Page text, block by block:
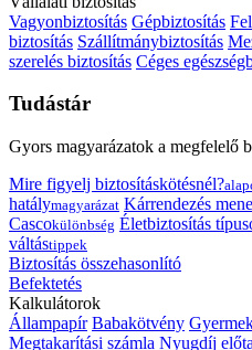
Vagyonbiztosítás Gépbiztosítás
biztosítás Szállítmánybiztosítás
szerelés biztosítás Céges
Tudástár
Gyors magyarázatok a megfelelő
Mire figyelj biztosításkötésnél?
hatálymagyarázat Kárrendezés
Cascokülönbség Életbiztosítás
váltástippek
Biztosítás összehasonlító
Befektetés
Kalkulátorok
Állampapír Babakötvény
Megtakarítási számla Nyugdíj